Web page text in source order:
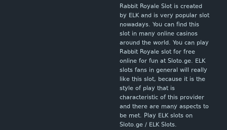
Rabbit Royale Slot is created
by ELK and is very popular slot
nowadays. You can find this
slot in many online casinos
around the world. You can play
Rabbit Royale slot for free
online for fun at Sloto.ge. ELK
slots fans in general will really
like this slot, because it is the
style of play that is
characteristic of this provider
and there are many aspects to
be met. Play ELK slots on
Sloto.ge / ELK Slots.